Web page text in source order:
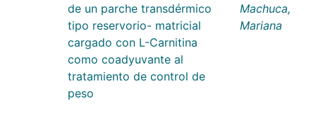
de un parche transdérmico
tipo reservorio- matricial
cargado con L-Carnitina
como coadyuvante al
tratamiento de control de
peso
Machuca,
Mariana